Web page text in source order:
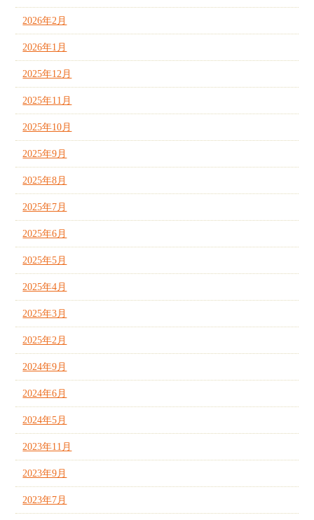
2026年2月
2026年1月
2025年12月
2025年11月
2025年10月
2025年9月
2025年8月
2025年7月
2025年6月
2025年5月
2025年4月
2025年3月
2025年2月
2024年9月
2024年6月
2024年5月
2023年11月
2023年9月
2023年7月